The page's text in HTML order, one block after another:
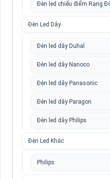
Đèn led chiếu điểm Rạng
Đèn Led Dây
Đèn led dây Duhal
Đèn led dây Nanoco
Đèn led dây Panasonic
Đèn led dây Paragon
Đèn led dây Philips
Đèn Led Khác
Philips